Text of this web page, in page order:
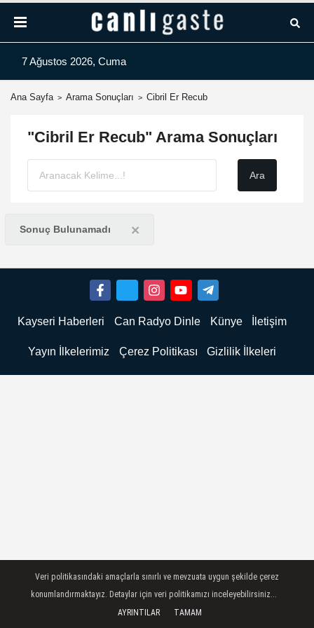
7 Ağustos 2026, Cuma
Ana Sayfa Arama Sonuçları Cibril Er Recub
"Cibril Er Recub" Arama Sonuçları
Sonuç Bulunamadı ×
Kayseri Haberleri Can Radyo Dinle Künye İletişim
Yayın İlkelerimiz Çerez Politikası Gizlilik İlkeleri
Veri politikasındaki amaçlarla sınırlı ve mevzuata uygun şekilde çerez
konumlandırmaktayız. Detaylar için veri politikamızı inceleyebilirsiniz...
AYRINTILAR
TAMAM